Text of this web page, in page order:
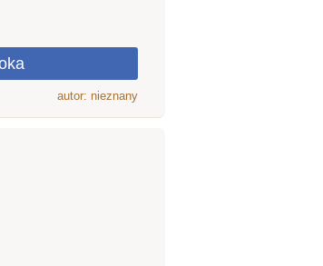
autor: nieznany